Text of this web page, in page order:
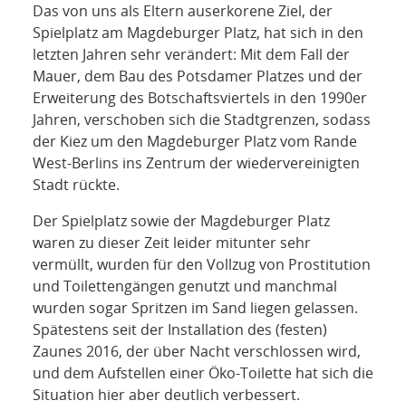
Das von uns als Eltern auserkorene Ziel, der
Spielplatz am Magdeburger Platz, hat sich in den
letzten Jahren sehr verändert: Mit dem Fall der
Mauer, dem Bau des Potsdamer Platzes und der
Erweiterung des Botschaftsviertels in den 1990er
Jahren, verschoben sich die Stadtgrenzen, sodass
der Kiez um den Magdeburger Platz vom Rande
West-Berlins ins Zentrum der wiedervereinigten
Stadt rückte.
Der Spielplatz sowie der Magdeburger Platz
waren zu dieser Zeit leider mitunter sehr
vermüllt, wurden für den Vollzug von Prostitution
und Toilettengängen genutzt und manchmal
wurden sogar Spritzen im Sand liegen gelassen.
Spätestens seit der Installation des (festen)
Zaunes 2016, der über Nacht verschlossen wird,
und dem Aufstellen einer Öko-Toilette hat sich die
Situation hier aber deutlich verbessert.